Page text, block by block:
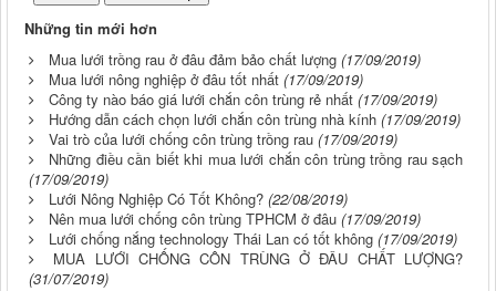
Những tin mới hơn
Mua lưới trồng rau ở đâu đảm bảo chất lượng (17/09/2019)
Mua lưới nông nghiệp ở đâu tốt nhất (17/09/2019)
Công ty nào báo giá lưới chắn côn trùng rẻ nhất (17/09/2019)
Hướng dẫn cách chọn lưới chắn côn trùng nhà kính (17/09/2019)
Vai trò của lưới chống côn trùng trồng rau (17/09/2019)
Những điều cần biết khi mua lưới chắn côn trùng trồng rau sạch
(17/09/2019)
Lưới Nông Nghiệp Có Tốt Không? (22/08/2019)
Nên mua lưới chống côn trùng TPHCM ở đâu (17/09/2019)
Lưới chống nắng technology Thái Lan có tốt không (17/09/2019)
MUA LƯỚI CHỐNG CÔN TRÙNG Ở ĐÂU CHẤT LƯỢNG?
(31/07/2019)